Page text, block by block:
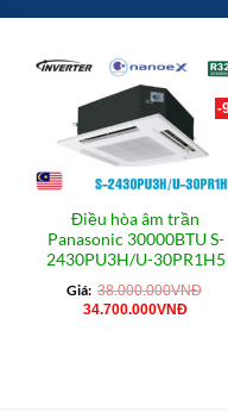
-
Điều hòa âm trần
Panasonic 30000BTU S-
2430PU3H/U-30PR1H5
Giá: 38.000.000VNĐ
Giá
34.700.000VNĐGiá